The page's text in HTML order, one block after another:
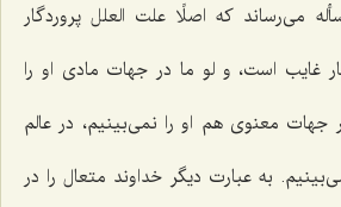
مى‌رساند كه اصلًا علت العلل پروردگار
غایب است، و لو ما در جهات مادى او را
جهات معنوى هم او را نمى‌بینیم، در عالم
به عبارت دیگر خداوند متعال را در